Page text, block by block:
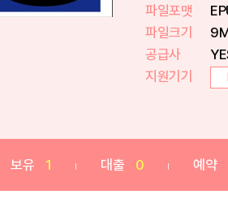
파일포맷
파일크기
공급사
지원기기
보유 1 대출 0 예약